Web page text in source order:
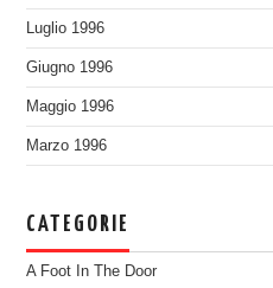
Luglio 1996
Giugno 1996
Maggio 1996
Marzo 1996
CATEGORIE
A Foot In The Door